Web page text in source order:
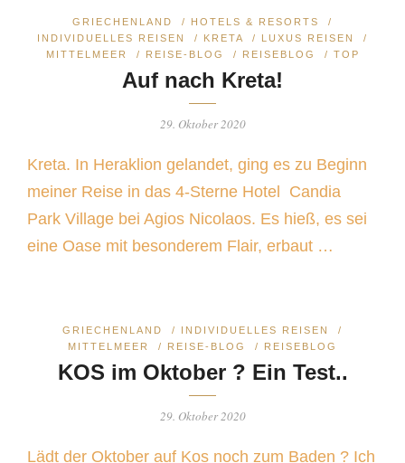
GRIECHENLAND / HOTELS & RESORTS
/
INDIVIDUELLES REISEN
/ KRETA / LUXUS REISEN
/
MITTELMEER
/ REISE-BLOG / REISEBLOG / TOP
Auf nach Kreta!
29. Oktober 2020
Kreta. In Heraklion gelandet, ging es zu Beginn
meiner Reise in das 4-Sterne Hotel Candia
Park Village bei Agios Nicolaos. Es hieß, es sei
eine Oase mit besonderem Flair, erbaut …
GRIECHENLAND / INDIVIDUELLES REISEN
/
MITTELMEER
/ REISE-BLOG / REISEBLOG
KOS im Oktober ? Ein Test..
29. Oktober 2020
Lädt der Oktober auf Kos noch zum Baden ? Ich